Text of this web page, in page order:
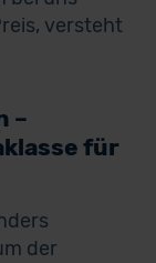
versteht
–
für
der